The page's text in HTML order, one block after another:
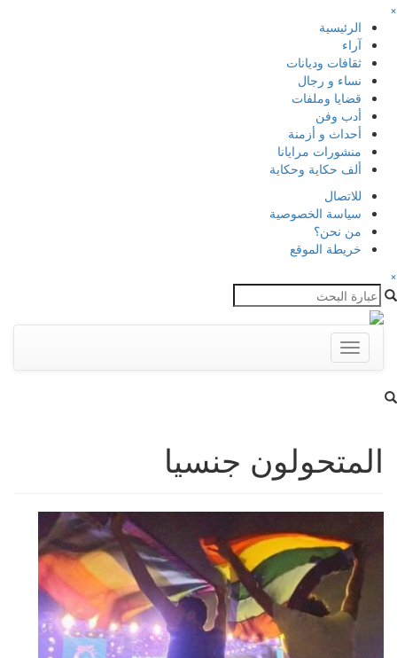
×
الرئيسية
آراء
ثقافات وديانات
نساء و رجال
قضايا وملفات
أدب وفن
أحداث و أزمنة
منشورات مرايانا
ألف حكاية وحكاية
للاتصال
سياسة الخصوصية
من نحن؟
خريطة الموقع
×
Toggle
navigation
المتحولون جنسيا